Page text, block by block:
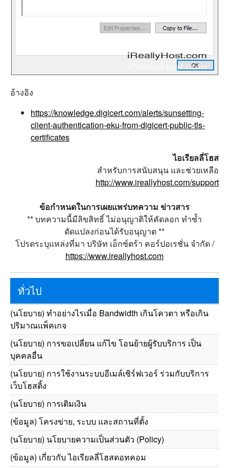
อ้างอิง
https://knowledge.digicert.com/alerts/sunsetting-
client-authentication-eku-from-digicert-public-tls-
certificates
ไอเรียลลี่โฮส
สำหรับการสนับสนุน และช่วยเหลือ
http://www.ireallyhost.com/support
ข้อกำหนดในการเผยแพร่บทความ ข่าวสาร
** บทความนี้มีลิขสิทธิ์ ไม่อนุญาติให้คัดลอก ทำซ้ำ
ดัดแปลงก่อนได้รับอนุญาต **
โปรดระบุแหล่งที่มา บริษัท เอ็กซ์ตร้า คอร์ปอเรชั่น จำกัด /
https://www.ireallyhost.com
ทั่วไป
(นโยบาย) ทำอย่างไรเมื่อ Bandwidth เกินโควตา หรือเกิน
ปริมาณแพ็คเกจ
(นโยบาย) การขอเปลี่ยน แก้ไข โอนย้ายผู้รับบริการ เป็น
บุคคลอื่น
(นโยบาย) การใช้งานระบบอีเมล์เซิร์ฟเวอร์ ร่วมกับบริการ
เว็บโฮสติ้ง
(นโยบาย) การเติมเงิน
(ข้อมูล) โครงข่าย, ระบบ และสถานที่ตั้ง
(นโยบาย) นโยบายความเป็นส่วนตัว (Policy)
(ข้อมูล) เกี่ยวกับ ไอเรียลลี่โฮสดอทคอม